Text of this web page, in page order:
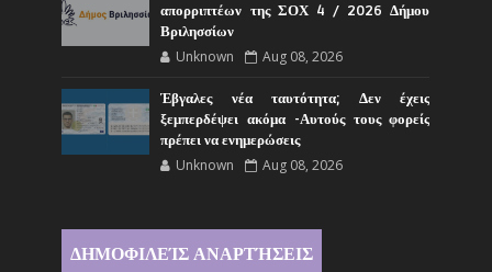
απορριπτέων της ΣΟΧ 4 / 2026 Δήμου
Βριλησσίων
Unknown Aug 08, 2026
Έβγαλες νέα ταυτότητα; Δεν έχεις
ξεμπερδέψει ακόμα -Αυτούς τους φορείς
πρέπει να ενημερώσεις
Unknown Aug 08, 2026
ΔΗΜΟΦΙΛΕΊΣ ΑΝΑΡΤΉΣΕΙΣ